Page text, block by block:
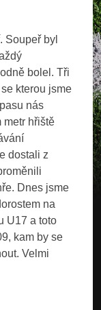
Soupeř byl
bolel. Tři
kterou jsme
nás
metr hřiště
dostali z
Dnes jsme
na
U17 a toto
kam by se
Velmi